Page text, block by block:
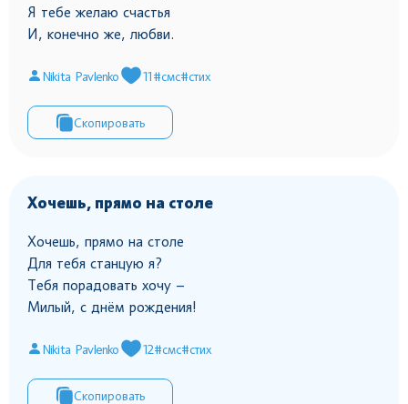
Я тебе желаю счастья
И, конечно же, любви.
Nikita Pavlenko 11#смс#стих
Скопировать
Хочешь, прямо на столе
Хочешь, прямо на столе
Для тебя станцую я?
Тебя порадовать хочу –
Милый, с днём рождения!
Nikita Pavlenko 12#смс#стих
Скопировать